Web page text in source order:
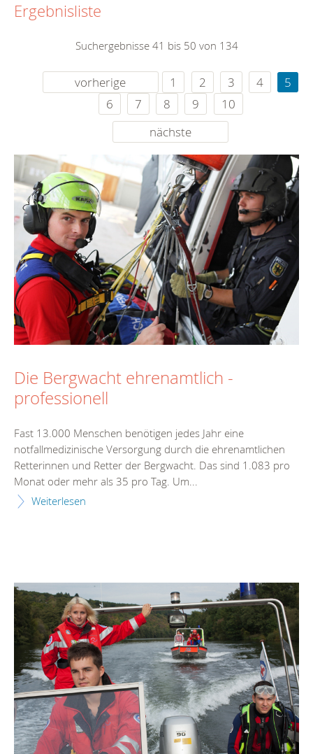
Ergebnisliste
Suchergebnisse 41 bis 50 von 134
vorherige 1 2 3 4
5
6
7 8 9
10
nächste
Die Bergwacht ehrenamtlich -
professionell
Fast 13.000 Menschen benötigen jedes Jahr eine
notfallmedizinische Versorgung durch die ehrenamtlichen
Retterinnen und Retter der Bergwacht. Das sind 1.083 pro
Monat oder mehr als 35 pro Tag. Um...
Weiterlesen